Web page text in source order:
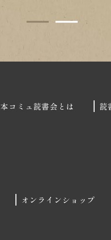
本コミュ読書会とは 読
オンラインショップ